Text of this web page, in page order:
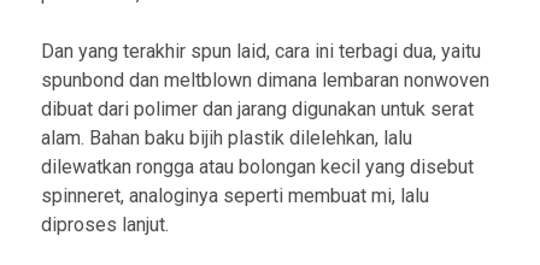
Dan yang terakhir spun laid, cara ini terbagi dua, yaitu
spunbond dan meltblown dimana lembaran nonwoven
dibuat dari polimer dan jarang digunakan untuk serat
alam. Bahan baku bijih plastik dilelehkan, lalu
dilewatkan rongga atau bolongan kecil yang disebut
spinneret, analoginya seperti membuat mi, lalu
diproses lanjut.